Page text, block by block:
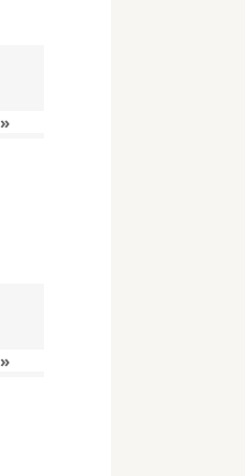
»
»